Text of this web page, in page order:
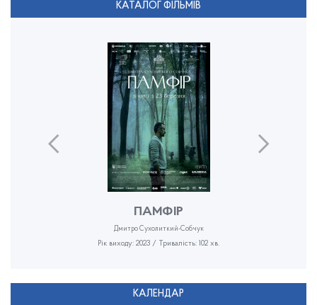
КАТАЛОГ ФІЛЬМІВ
ПАМФІР
Дмитро Сухолиткий-Собчук
Рік виходу: 2023 / Тривалість: 102 хв.
КАЛЕНДАР